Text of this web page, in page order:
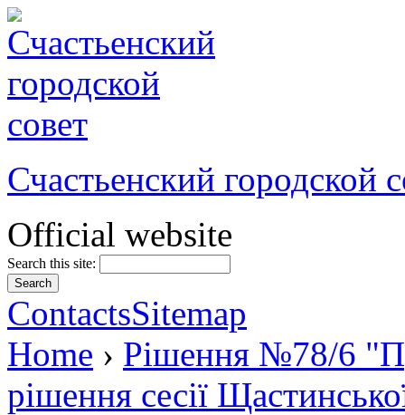
Счастьенский городской
Official website
Search this site:
ContactsSitemap
Home › Рішення №78/6
рішення сесії